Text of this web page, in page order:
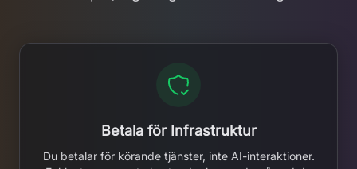
Betala för Infrastruktur
Du betalar för körande tjänster, inte AI-interaktioner.